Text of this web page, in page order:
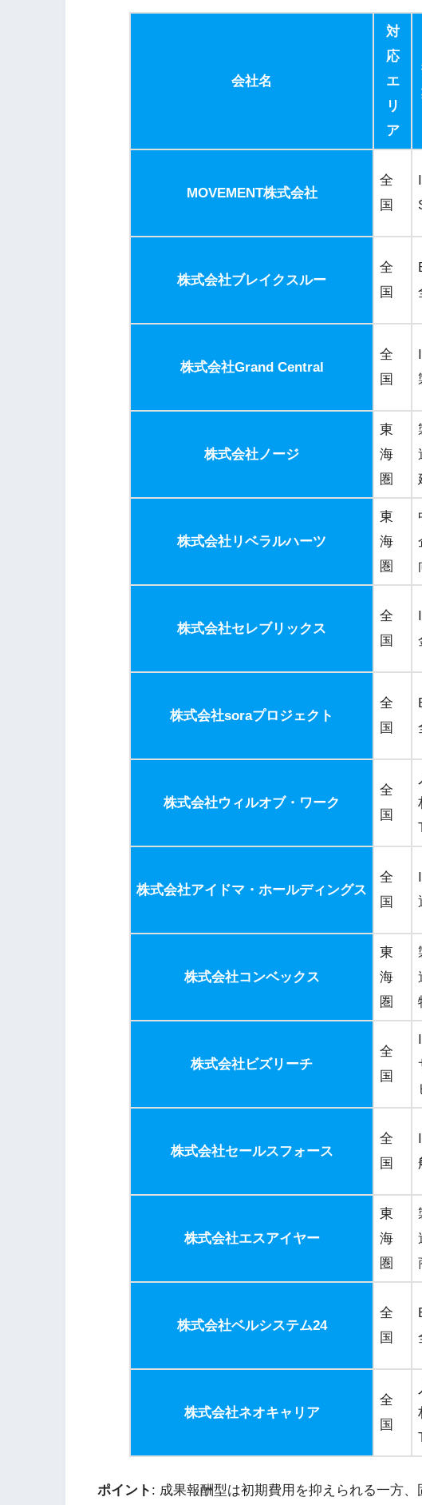
会社名
対
応
エ
リ
ア
MOVEMENT株式会社
全
国
株式会社ブレイクスルー
全
国
株式会社Grand Central
全
国
株式会社ノージ
東
海
圏
株式会社リベラルハーツ
東
海
圏
株式会社セレブリックス
全
国
株式会社soraプロジェクト
全
国
株式会社ウィルオブ・ワーク
全
国
株式会社アイドマ・ホールディングス
全
国
株式会社コンベックス
東
海
圏
株式会社ビズリーチ
全
国
株式会社セールスフォース
全
国
株式会社エスアイヤー
東
海
圏
株式会社ベルシステム24
全
国
株式会社ネオキャリア
全
国
ポイント : 成果報酬型は初期費用を抑えられる一方